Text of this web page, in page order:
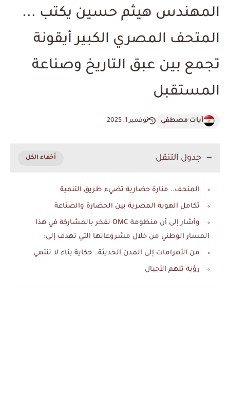
المهندس هيثم حسين يكتب ...
المتحف المصري الكبير أيقونة
تجمع بين عبق التاريخ وصناعة
المستقبل
آيات مصطفى نوفمبر 1, 2025
جدول التنقل
المتحف.. منارة حضارية تضيء طريق التنمية
تكامل الهوية المصرية بين الحضارة والصناعة
وأشار إلى أن منظومة OMC تفخر بالمشاركة في هذا
المسار الوطني من خلال مشروعاتها التي تهدف إلى:
من الأهرامات إلى المدن الحديثة.. حكاية بناء لا تنتهي
رؤية تلهم الأجيال